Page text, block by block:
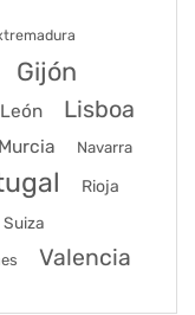
Gijón
León Lisboa
Murcia Navarra
Rioja
Suiza
Valencia